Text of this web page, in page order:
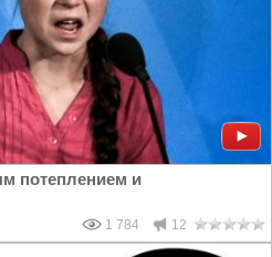
потеплением и
1 784 12